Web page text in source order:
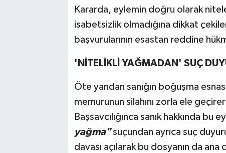
Kararda, eylemin doğru olarak
isabetsizlik olmadığına dikkat
başvurularının esastan reddine
'NİTELİKLİ YAĞMADAN' SUÇ
Öte yandan sanığın boğuşma
memurunun silahını zorla ele
Başsavcılığınca sanık hakkında bu
yağma"suçundan ayrıca suç
davası açılarak bu dosyanın da